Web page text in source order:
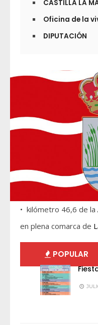
CASTILLA LA
Oficina de la
DIPUTACIÓN
• kilómetro 46,6 de la
en plena comarca de
POPULAR